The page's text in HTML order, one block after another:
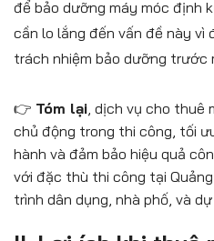
để bảo dưỡng máy móc định
cần lo lắng đến vấn đề này vì
trách nhiệm bảo dưỡng trước
👉 Tóm lại , dịch vụ cho
chủ động trong thi công, tối
hành và đảm bảo hiệu quả
với đặc thù thi công tại
trình dân dụng, nhà phố, và